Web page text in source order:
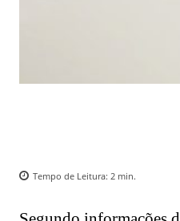
Tempo de Leitura: 2 min.